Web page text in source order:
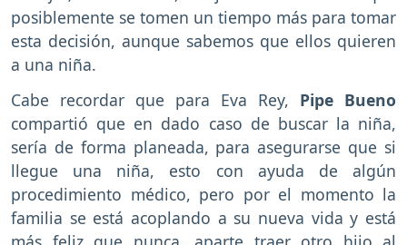
posiblemente se tomen un tiempo más para tomar
esta decisión, aunque sabemos que ellos quieren
a una niña.
Cabe recordar que para Eva Rey, Pipe Bueno
compartió que en dado caso de buscar la niña,
sería de forma planeada, para asegurarse que si
llegue una niña, esto con ayuda de algún
procedimiento médico, pero por el momento la
familia se está acoplando a su nueva vida y está